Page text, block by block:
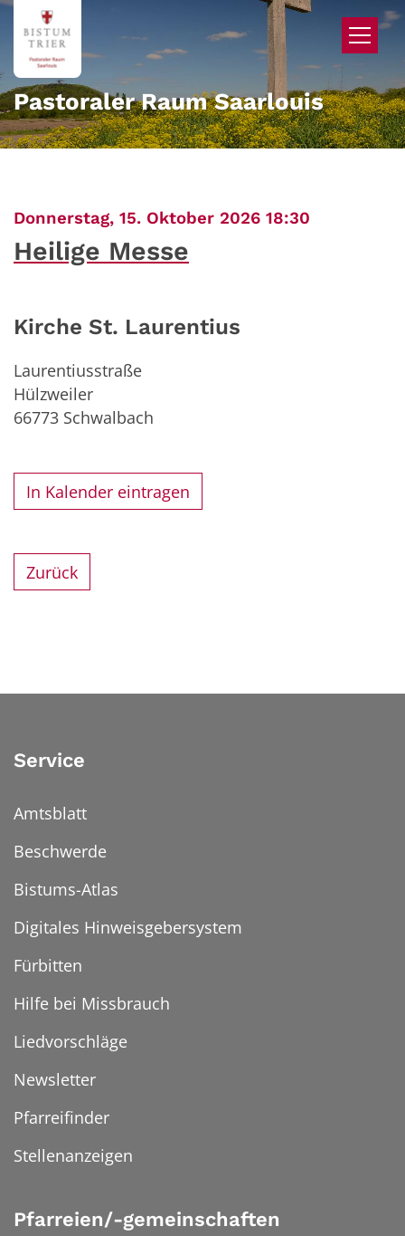
Zum Inhalt springen
Pastoraler Raum Saarlouis
Donnerstag, 15. Oktober 2026 18:30
Heilige Messe
Kirche St. Laurentius
Laurentiusstraße
Hülzweiler
66773 Schwalbach
In Kalender eintragen
Zurück
Service
Amtsblatt
Beschwerde
Bistums-Atlas
Digitales Hinweisgebersystem
Fürbitten
Hilfe bei Missbrauch
Liedvorschläge
Newsletter
Pfarreifinder
Stellenanzeigen
Pfarreien/-gemeinschaften